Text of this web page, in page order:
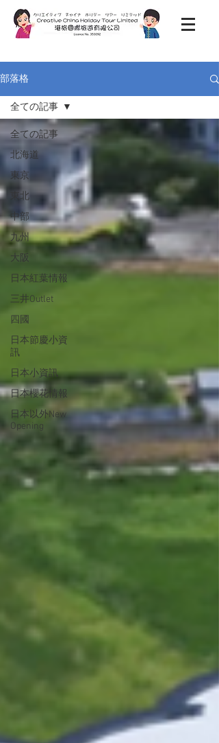
部落格
全ての記事
北海道
東京
東北
中部
九州
大阪
日本紅葉情報
三井Outlet
四國
日本節慶小資
訊
日本小資訊
日本櫻花情報
日本以外New
Opening
全ての記事